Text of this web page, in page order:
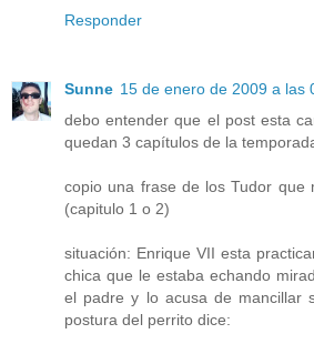
Responder
Sunne 15 de enero de 2009 a las
debo entender que el post esta
quedan 3 capítulos de la
copio una frase de los Tudor que
(capitulo 1 o 2)
situación: Enrique VII esta
chica que le estaba echando
el padre y lo acusa de mancillar
postura del perrito dice: